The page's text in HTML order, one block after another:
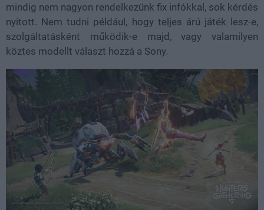
mindig nem nagyon rendelkezünk fix infókkal, sok kérdés
nyitott. Nem tudni például, hogy teljes árú játék lesz-e,
szolgáltatásként működik-e majd, vagy valamilyen
köztes modellt választ hozzá a Sony.